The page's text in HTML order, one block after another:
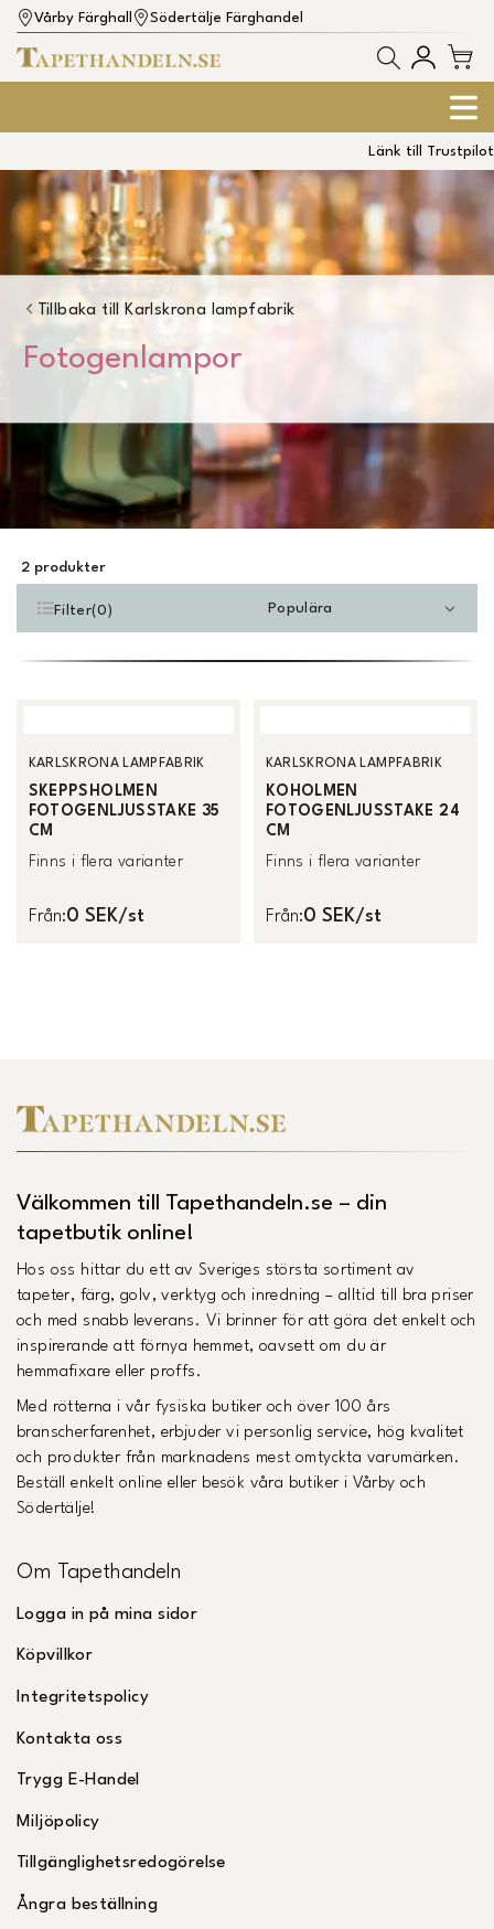
Vårby Färghall Södertälje Färghandel
Länk till Trustpilot
Tillbaka till Karlskrona lampfabrik
Fotogenlampor
2 produkter
Filter(0) Populära
KARLSKRONA LAMPFABRIK
SKEPPSHOLMEN
FOTOGENLJUSSTAKE 35
CM
Finns i flera varianter
Från:0 SEK/st
KARLSKRONA LAMPFABRIK
KOHOLMEN
FOTOGENLJUSSTAKE 24
CM
Finns i flera varianter
Från:0 SEK/st
Välkommen till Tapethandeln.se – din
tapetbutik online!
Hos oss hittar du ett av Sveriges största sortiment av
tapeter, färg, golv, verktyg och inredning – alltid till bra priser
och med snabb leverans. Vi brinner för att göra det enkelt och
inspirerande att förnya hemmet, oavsett om du är
hemmafixare eller proffs.
Med rötterna i vår fysiska butiker och över 100 års
branscherfarenhet, erbjuder vi personlig service, hög kvalitet
och produkter från marknadens mest omtyckta varumärken.
Beställ enkelt online eller besök våra butiker i Vårby och
Södertälje!
Om Tapethandeln
Logga in på mina sidor
Köpvillkor
Integritetspolicy
Kontakta oss
Trygg E-Handel
Miljöpolicy
Tillgänglighetsredogörelse
Ångra beställning